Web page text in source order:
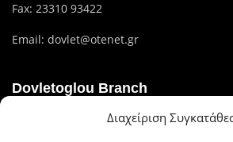
Διαχείριση
Fax: 23310 93422
Email: dovlet@otenet.gr
Dovletoglou Branch
Διεύθυνση: Πίνδου 17, 59132,Βέροια